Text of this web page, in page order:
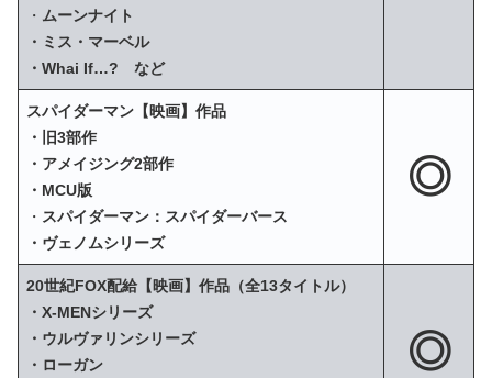
・ ムーンナイト
・ミス・マーベル
・Whai If…? など
スパイダーマン【映画】作品
・旧3部作
・アメイジング2部作
・MCU版
・ スパイダーマン：スパイダーバース
・ヴェノムシリーズ
◎
20世紀FOX配給【映画】作品（全13タイトル）
・X‐MENシリーズ
・ウルヴァリンシリーズ
・ローガン
◎